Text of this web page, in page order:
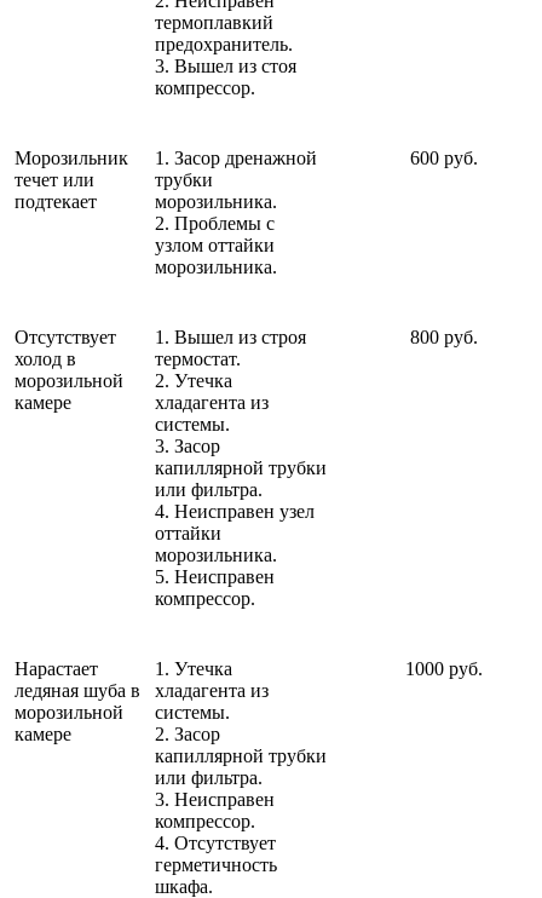
термоплавкий
предохранитель.
3. Вышел из стоя
компрессор.
Морозильник
течет или
подтекает
1. Засор дренажной
трубки
морозильника.
2. Проблемы с
узлом оттайки
морозильника.
600 руб.
Отсутствует
холод в
морозильной
камере
1. Вышел из строя
термостат.
2. Утечка
хладагента из
системы.
3. Засор
капиллярной трубки
или фильтра.
4. Неисправен узел
оттайки
морозильника.
5. Неисправен
компрессор.
800 руб.
Нарастает
ледяная шуба в
морозильной
камере
1. Утечка
хладагента из
системы.
2. Засор
капиллярной трубки
или фильтра.
3. Неисправен
компрессор.
4. Отсутствует
герметичность
шкафа.
1000 руб.